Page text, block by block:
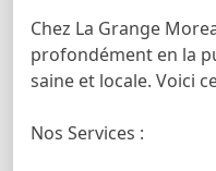
Chez La Grange
profondément en la
saine et locale. Voici
Nos Services :